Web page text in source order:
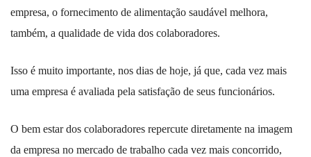
empresa, o fornecimento de alimentação saudável melhora,
também, a qualidade de vida dos colaboradores.
Isso é muito importante, nos dias de hoje, já que, cada vez mais
uma empresa é avaliada pela satisfação de seus funcionários.
O bem estar dos colaboradores repercute diretamente na imagem
da empresa no mercado de trabalho cada vez mais concorrido,